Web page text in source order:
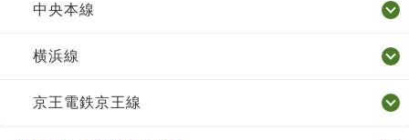
中央本線
横浜線
京王電鉄京王線